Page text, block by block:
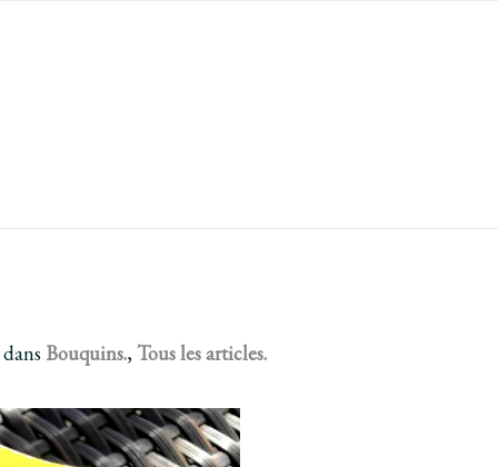
dans Bouquins., Tous les articles.